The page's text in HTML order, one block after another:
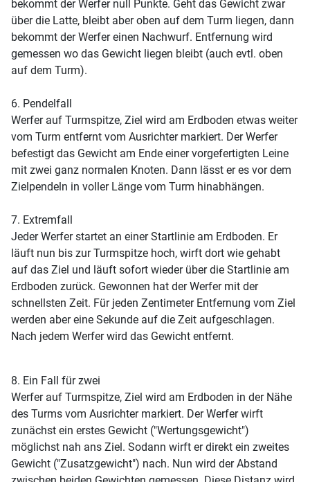
bekommt der Werfer null Punkte. Geht das Gewicht zwar
über die Latte, bleibt aber oben auf dem Turm liegen, dann
bekommt der Werfer einen Nachwurf. Entfernung wird
gemessen wo das Gewicht liegen bleibt (auch evtl. oben
auf dem Turm).
6. Pendelfall
Werfer auf Turmspitze, Ziel wird am Erdboden etwas weiter
vom Turm entfernt vom Ausrichter markiert. Der Werfer
befestigt das Gewicht am Ende einer vorgefertigten Leine
mit zwei ganz normalen Knoten. Dann lässt er es vor dem
Zielpendeln in voller Länge vom Turm hinabhängen.
7. Extremfall
Jeder Werfer startet an einer Startlinie am Erdboden. Er
läuft nun bis zur Turmspitze hoch, wirft dort wie gehabt
auf das Ziel und läuft sofort wieder über die Startlinie am
Erdboden zurück. Gewonnen hat der Werfer mit der
schnellsten Zeit. Für jeden Zentimeter Entfernung vom Ziel
werden aber eine Sekunde auf die Zeit aufgeschlagen.
Nach jedem Werfer wird das Gewicht entfernt.
8. Ein Fall für zwei
Werfer auf Turmspitze, Ziel wird am Erdboden in der Nähe
des Turms vom Ausrichter markiert. Der Werfer wirft
zunächst ein erstes Gewicht ("Wertungsgewicht")
möglichst nah ans Ziel. Sodann wirft er direkt ein zweites
Gewicht ("Zusatzgewicht") nach. Nun wird der Abstand